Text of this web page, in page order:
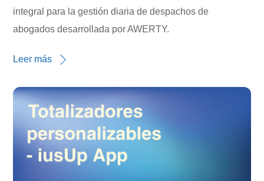
integral para la gestión diaria de despachos de
abogados desarrollada por AWERTY.
Leer más